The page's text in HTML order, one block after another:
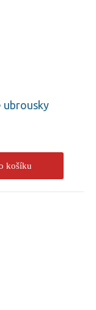
ubrousky
košíku